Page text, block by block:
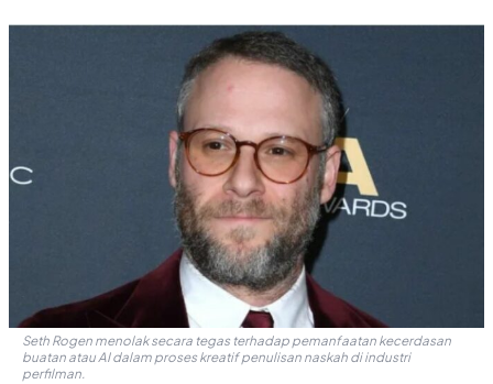
Seth Rogen menolak secara tegas terhadap pemanfaatan kecerdasan
buatan atau AI dalam proses kreatif penulisan naskah di industri
perfilman.